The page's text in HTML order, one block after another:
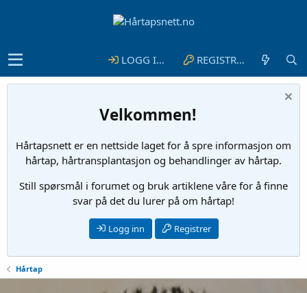
LOGG INN REGISTRER
Velkommen!
Hårtapsnett er en nettside laget for å spre informasjon om
hårtap, hårtransplantasjon og behandlinger av hårtap.
Still spørsmål i forumet og bruk artiklene våre for å finne
svar på det du lurer på om hårtap!
Logg inn Registrer
Hårtap